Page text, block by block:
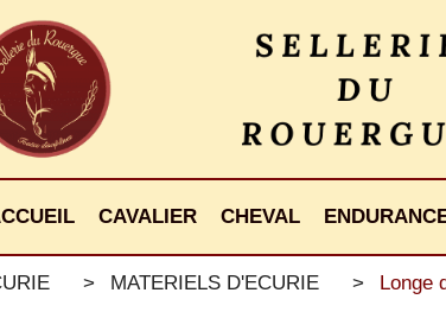
CAVALIER CHEVAL
MATERIELS D'ECURIE Longe